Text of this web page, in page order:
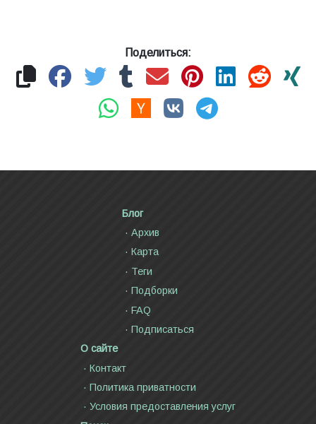
Поделиться:
Блог
Архив
Карта
Теги
Подборки
FAQ
Подписаться
О сайте
Контакт
Политика приватности
Условия предоставления услуг